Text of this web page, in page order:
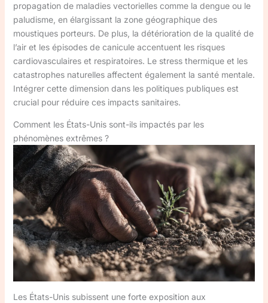
propagation de maladies vectorielles comme la dengue ou le
paludisme, en élargissant la zone géographique des
moustiques porteurs. De plus, la détérioration de la qualité de
l’air et les épisodes de canicule accentuent les risques
cardiovasculaires et respiratoires. Le stress thermique et les
catastrophes naturelles affectent également la santé mentale.
Intégrer cette dimension dans les politiques publiques est
crucial pour réduire ces impacts sanitaires.
Comment les États-Unis sont-ils impactés par les
phénomènes extrêmes ?
Les États-Unis subissent une forte exposition aux